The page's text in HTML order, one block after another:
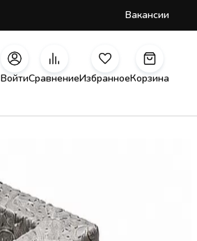
Вакансии
ВойтиСравнениеИзбранноеКорзина